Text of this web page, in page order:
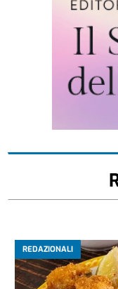
REDAZIONALI